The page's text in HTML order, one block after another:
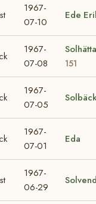
1967-
07-10
Ede
1967-
07-08
151
1967-
07-05
1967-
07-01
Eda
1967-
06-29